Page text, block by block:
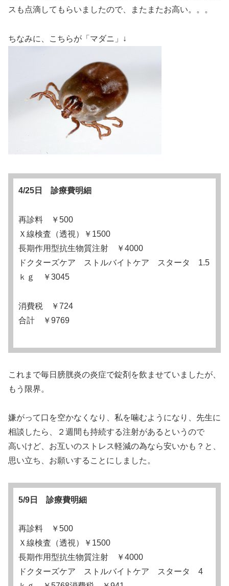
スも点滴してもらいましたので、またまたお高い。。。
ちなみに、こちらが「マダニ」↓
4/25日 診療費明細
再診料 ￥500
Ｘ線検査（透視）￥1500
長期作用型抗生物質注射 ￥4000
ドクターズケア ストルバイトケア スタータ 1.5
ｋｇ ￥3045
消費税 ￥724
合計 ￥9769
これまで毎日膀胱炎の炎症で錠剤を飲ませていましたが、
もう限界。
嫌がって口を空かなくなり、私を噛むようになり、先生に
相談したら、２週間も持続する注射があるというので
高いけど、お互いのストレス軽減の為なら安いかも？と、
思い立ち、お願いすることにしました。
5/9日 診療費明細
再診料 ￥500
Ｘ線検査（透視）￥1500
長期作用型抗生物質注射 ￥4000
ドクターズケア ストルバイトケア スタータ 4